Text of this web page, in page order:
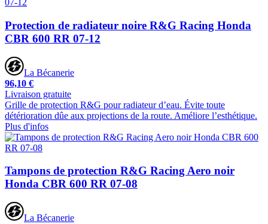
Protection de radiateur noire R&G Racing Honda
CBR 600 RR 07-12
La Bécanerie
96,10 €
Livraison gratuite
Grille de protection R&G pour radiateur d’eau. Évite toute
détérioration dûe aux projections de la route. Améliore l’esthétique.
Plus d'infos
Tampons de protection R&G Racing Aero noir
Honda CBR 600 RR 07-08
La Bécanerie